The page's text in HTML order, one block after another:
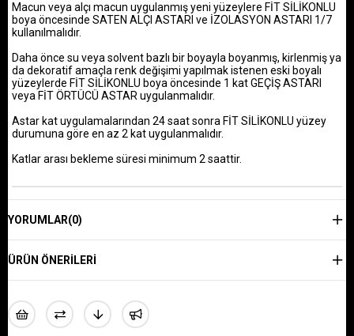
Macun veya alçı macun uygulanmış yeni yüzeylere FİT SİLİKONLU
boya öncesinde SATEN ALÇI ASTARI ve İZOLASYON ASTARI 1/7
kullanılmalıdır.
Daha önce su veya solvent bazlı bir boyayla boyanmış, kirlenmiş ya
da dekoratif amaçla renk değişimi yapılmak istenen eski boyalı
yüzeylerde FİT SİLİKONLU boya öncesinde 1 kat GEÇİŞ ASTARI
veya FİT ÖRTÜCÜ ASTAR uygulanmalıdır.
Astar kat uygulamalarından 24 saat sonra FİT SİLİKONLU yüzey
durumuna göre en az 2 kat uygulanmalıdır.
Katlar arası bekleme süresi minimum 2 saattir.
YORUMLAR(0)
ÜRÜN ÖNERILERI